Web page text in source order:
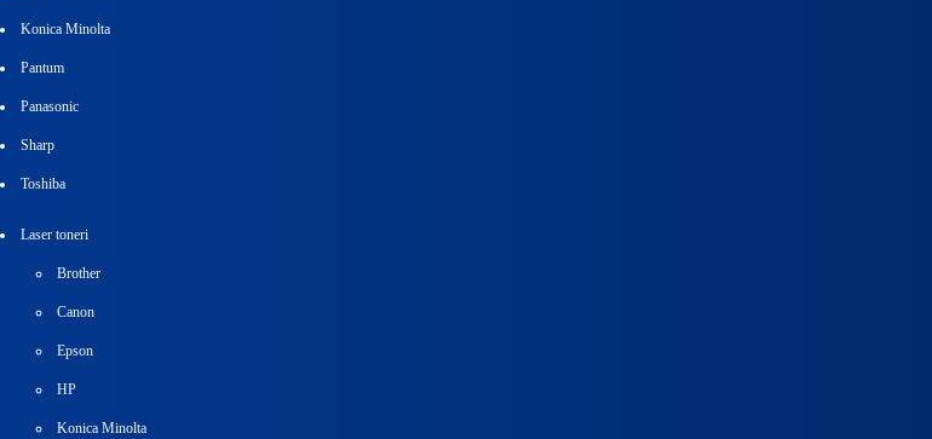
Konica Minolta
Pantum
Panasonic
Sharp
Toshiba
Laser toneri
Brother
Canon
Epson
HP
Konica Minolta